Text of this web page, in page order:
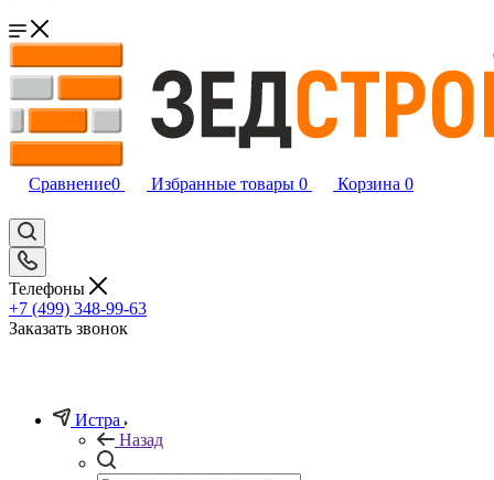
Сравнение0 Избранные товары 0 Корзина 0
Телефоны
+7 (499) 348-99-63
Заказать звонок
Истра
Назад